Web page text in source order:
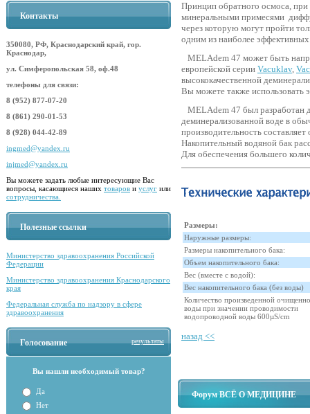
Контакты
350080, РФ, Краснодарский край, гор.
Краснодар,
ул. Симферопольская 58, оф.48
телефоны для связи:
8 (952) 877-07-20
8 (861) 290-01-53
8 (928) 044-42-89
ingmed@yandex.ru
injmed@yandex.ru
Вы можете задать любые интересующие Вас
вопросы, касающиеся наших товаров и услуг или
сотрудничества.
Полезные ссылки
Министерство здравоохранения Российской
Федерации
Министерство здравоохранения Краснодарского
края
Федеральная служба по надзору в сфере
здравоохранения
Голосование результаты
Вы нашли необходимый товар?
Да
Нет
Принцип обратного осмоса,
минеральными примесями
через которую могут пройти
одним из наиболее
MELAdem 47 может быть
европейской серии Vacuklav,
высококачественной
Вы можете также использовать
MELAdem 47 был разработан
деминерализованной воде в
производительность
Накопительный водяной бак
Для обеспечения большего
Размеры:
Наружные размеры:
Размеры накопительного бака:
Объем накопительного бака:
Вес (вместе с водой):
Вес накопительного бака (без воды)
Количество произведенной
воды при значении проводимости
водопроводной воды 600µS/cm
назад <<
Форум ВСЁ О МЕДИЦИНЕ